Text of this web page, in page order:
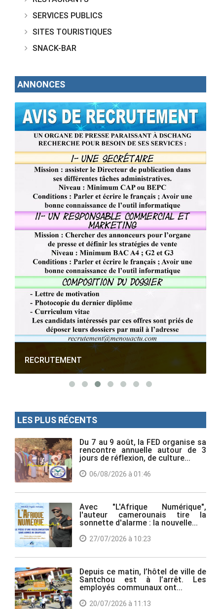
SERVICES PUBLICS
SITES TOURISTIQUES
SNACK-BAR
ANNONCES
RECRUTEMENT
LES PLUS RÉCENTS
Du 7 au 9 août, la FED organise sa
rencontre annuelle autour de 3
jours de réflexion, de culture...
06/08/2026 à 01:46
Avec "L'Afrique Numérique",
l'auteur camerounais tire la
sonnette d'alarme : la nouvelle...
27/07/2026 à 10:23
Depuis ce matin, l’hôtel de ville de
Santchou est à l’arrêt. Les
employés communaux ont...
20/07/2026 à 11:13